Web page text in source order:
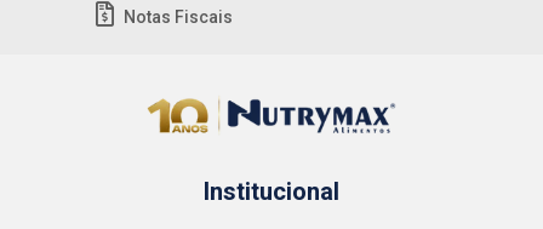
Notas Fiscais
Institucional